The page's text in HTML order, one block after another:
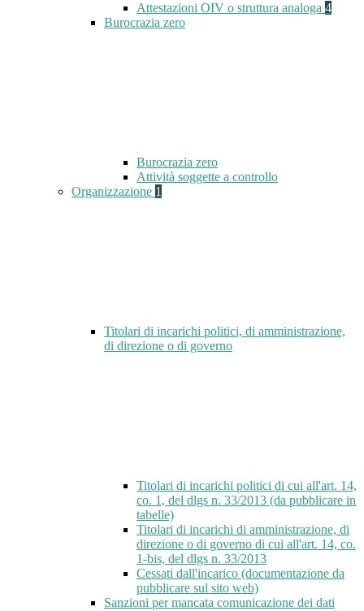
Attestazioni OIV o struttura analoga 4
Burocrazia zero
Burocrazia zero
Attività soggette a controllo
Organizzazione 1
Titolari di incarichi politici, di amministrazione,
di direzione o di governo
Titolari di incarichi politici di cui all'art. 14,
co. 1, del dlgs n. 33/2013 (da pubblicare in
tabelle)
Titolari di incarichi di amministrazione, di
direzione o di governo di cui all'art. 14, co.
1-bis, del dlgs n. 33/2013
Cessati dall'incarico (documentazione da
pubblicare sul sito web)
Sanzioni per mancata comunicazione dei dati